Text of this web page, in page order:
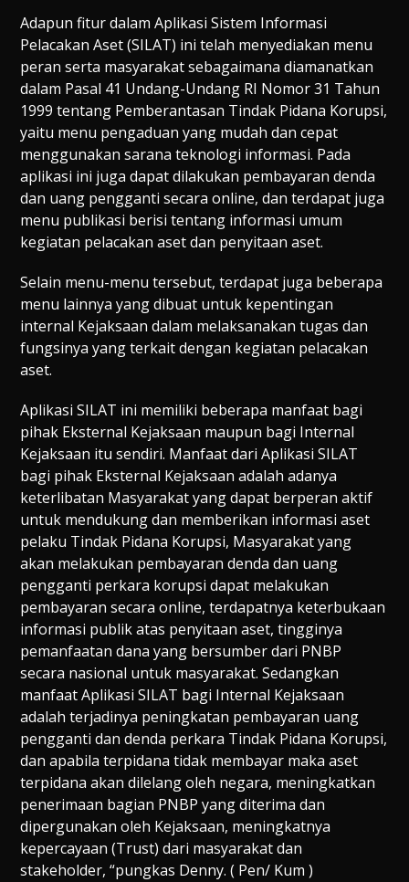
Adapun fitur dalam Aplikasi Sistem Informasi
Pelacakan Aset (SILAT) ini telah menyediakan menu
peran serta masyarakat sebagaimana diamanatkan
dalam Pasal 41 Undang-Undang RI Nomor 31 Tahun
1999 tentang Pemberantasan Tindak Pidana Korupsi,
yaitu menu pengaduan yang mudah dan cepat
menggunakan sarana teknologi informasi. Pada
aplikasi ini juga dapat dilakukan pembayaran denda
dan uang pengganti secara online, dan terdapat juga
menu publikasi berisi tentang informasi umum
kegiatan pelacakan aset dan penyitaan aset.
Selain menu-menu tersebut, terdapat juga beberapa
menu lainnya yang dibuat untuk kepentingan
internal Kejaksaan dalam melaksanakan tugas dan
fungsinya yang terkait dengan kegiatan pelacakan
aset.
Aplikasi SILAT ini memiliki beberapa manfaat bagi
pihak Eksternal Kejaksaan maupun bagi Internal
Kejaksaan itu sendiri. Manfaat dari Aplikasi SILAT
bagi pihak Eksternal Kejaksaan adalah adanya
keterlibatan Masyarakat yang dapat berperan aktif
untuk mendukung dan memberikan informasi aset
pelaku Tindak Pidana Korupsi, Masyarakat yang
akan melakukan pembayaran denda dan uang
pengganti perkara korupsi dapat melakukan
pembayaran secara online, terdapatnya keterbukaan
informasi publik atas penyitaan aset, tingginya
pemanfaatan dana yang bersumber dari PNBP
secara nasional untuk masyarakat. Sedangkan
manfaat Aplikasi SILAT bagi Internal Kejaksaan
adalah terjadinya peningkatan pembayaran uang
pengganti dan denda perkara Tindak Pidana Korupsi,
dan apabila terpidana tidak membayar maka aset
terpidana akan dilelang oleh negara, meningkatkan
penerimaan bagian PNBP yang diterima dan
dipergunakan oleh Kejaksaan, meningkatnya
kepercayaan (Trust) dari masyarakat dan
stakeholder, “pungkas Denny. ( Pen/ Kum )